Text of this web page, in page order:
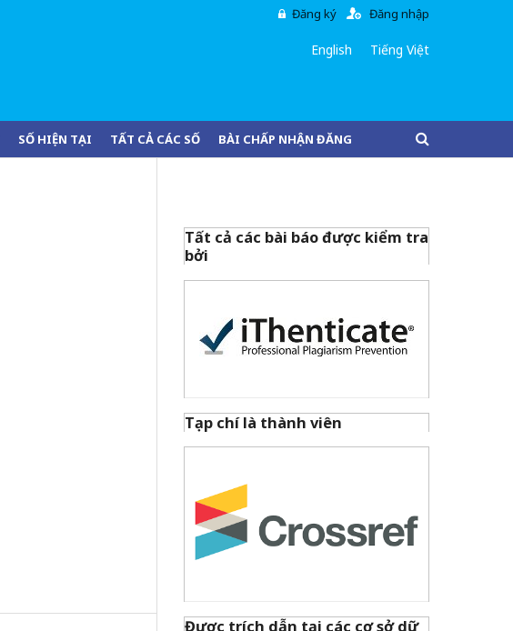
Tiếng Việt
English
SỐ HIỆN TẠI TẤT CẢ CÁC SỐ BÀI CHẤP NHẬN ĐĂNG
Đăng ký Đăng nhập
Tất cả các bài báo được kiểm tra
bởi
Tạp chí là thành viên
Được trích dẫn tại các cơ sở dữ